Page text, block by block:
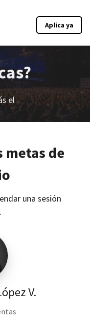
Aplica ya
el
metas de
una sesión
V.